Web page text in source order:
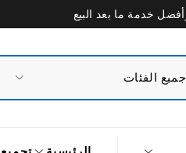
خدمة ما بعد البيع